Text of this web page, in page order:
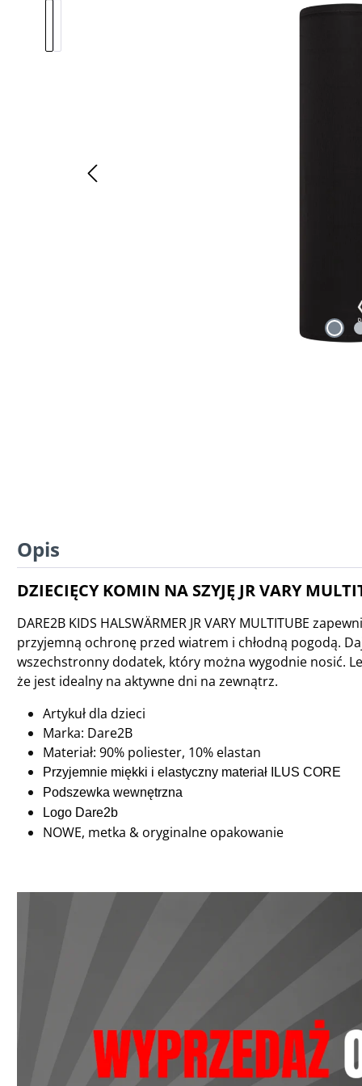
Opis
DZIECIĘCY KOMIN NA SZYJĘ JR VARY
DARE2B KIDS HALSWÄRMER JR VARY MULTITUBE
przyjemną ochronę przed wiatrem i chłodną pogodą.
wszechstronny dodatek, który można wygodnie nosić.
że jest idealny na aktywne dni na zewnątrz.
Artykuł dla dzieci
Marka: Dare2B
Materiał: 90% poliester, 10% elastan
Przyjemnie miękki i elastyczny materiał ILUS CORE
Podszewka wewnętrzna
Logo Dare2b
NOWE, metka & oryginalne opakowanie